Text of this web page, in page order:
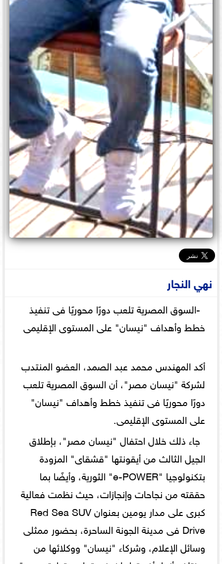
نهي النجار
-السوق المصرية تلعب دورًا محوريًا فى تنفيذ
خطط وأهداف "نيسان" على المستوى الإقليمى
أكد المهندس محمد عبد الصمد، العضو المنتدب
لشركة "نيسان مصر"، أن السوق المصرية تلعب
دورًا محوريًا فى تنفيذ خطط وأهداف "نيسان"
على المستوى الإقليمى.
جاء ذلك خلال احتفال "نيسان مصر"، بإطلاق
الجيل الثالث من أيقونتها "قشقاى" المزودة
بتكنولوجيا "e-POWER" الثورية، وأيضًا بما
حققته من نجاحات وإنجازات، حيث نظمت فعالية
كبرى على مدار يومين بعنوان Red Sea SUV
Drive فى مدينة الجونة الساحرة، بحضور ممثلى
وسائل الإعلام، وشركاء "نيسان" ووكلائها من